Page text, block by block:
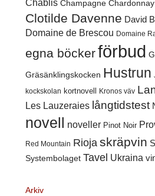
Chablis Champagne Chardonnay
Clotilde Davenne David
Domaine de Brescou Domaine
egna böckerförbud
Gräsänklingskocken Hustrun
kockskolan kortnovell Kronos väv
Les Lauzeraies långtidstest
novell noveller Pinot Noir
Red Mountain Rioja skräpvin
Systembolaget Tavel Ukraina
Arkiv